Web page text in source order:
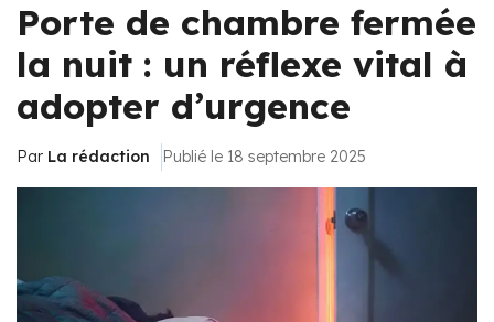
Porte de chambre fermée
la nuit : un réflexe vital à
adopter d’urgence
Par La rédaction Publié le 18 septembre 2025